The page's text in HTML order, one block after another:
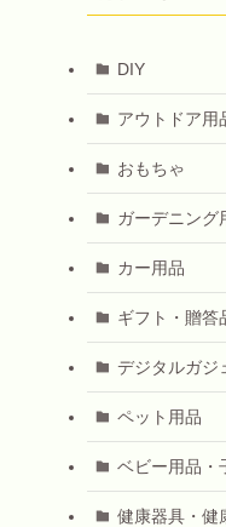
DIY
アウトドア用
おもちゃ
ガーデニング
カー用品
ギフト・贈答
デジタルガジ
ペット用品
ベビー用品・
健康器具・健